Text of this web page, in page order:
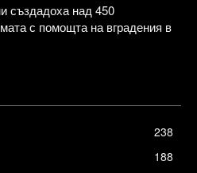
създадоха над 450
с помощта на вградения в
238
188